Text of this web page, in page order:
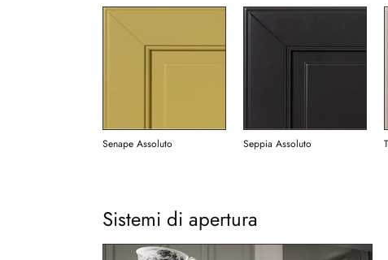
Senape Assoluto Seppia Assoluto
Sistemi di apertura